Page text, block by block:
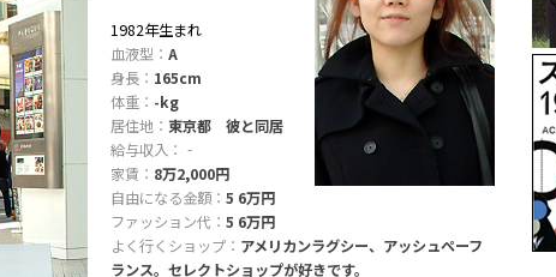
1982年生まれ
血液型： A
身長： 165cm
体重： -kg
居住地： 東京都 彼と同居
給与収入： ‐
家賃： 8万2,000円
自由になる金額： 5 6万円
ファッション代： 5 6万円
よく行くショップ： アメリカンラグシー、アッシュペーフ
ランス。セレクトショップが好きです。